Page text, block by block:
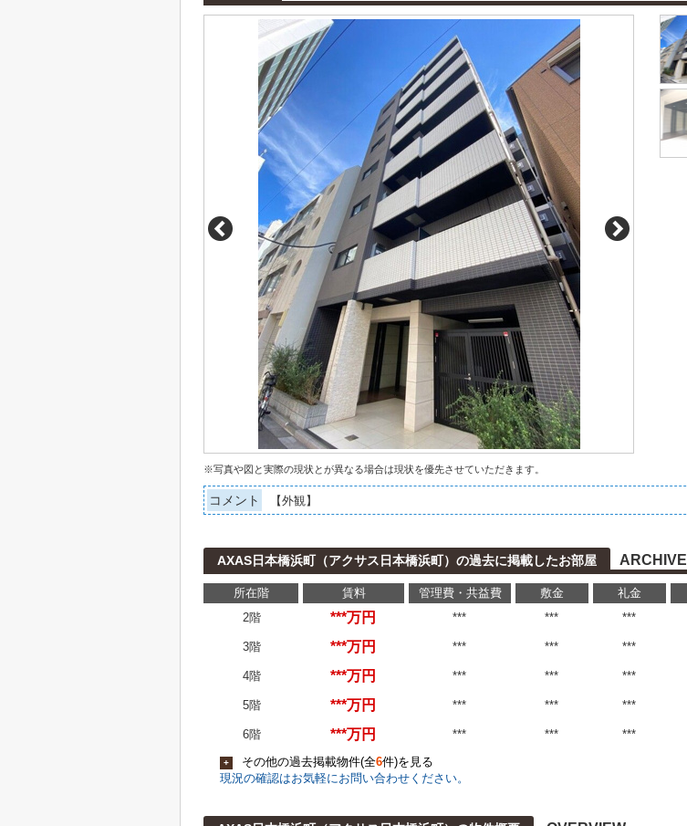
※写真や図と実際の現状とが異なる場合は現状を優先させていただきます。
コメント 【外観】
AXAS日本橋浜町（アクサス日本橋浜町）の過去に掲載したお部屋 ARCHIVE
所在階 賃料 管理費・共益費 敷金 礼金
2階
***万円 *** *** ***
3階 ***万円 *** *** ***
4階 ***万円 *** *** ***
5階 ***万円 *** *** ***
6階 ***万円 *** *** ***
+ その他の過去掲載物件(全6件)を見る
現況の確認はお気軽にお問い合わせください。